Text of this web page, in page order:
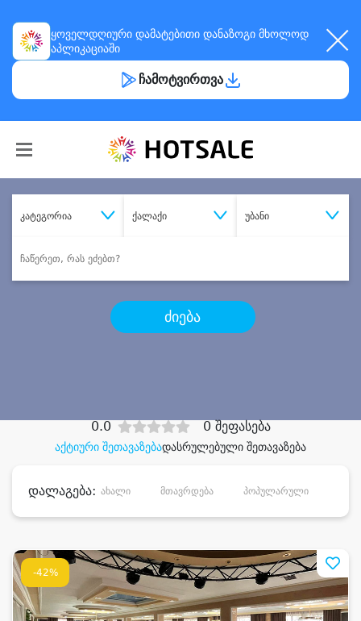
ყოველდღიური დამატებითი დანაზოგი მხოლოდ
აპლიკაციაში
ჩამოტვირთვა
კატეგორია ქალაქი უბანი
ძიება
აქტიური შეთავაზებადასრულებული შეთავაზება
0.0 0 შეფასება
დალაგება: ახალი მთავრდება პოპულარული
-42%